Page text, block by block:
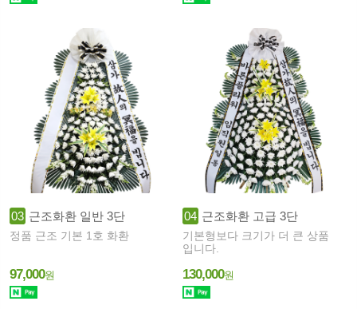
03 근조화환 일반 3단
정품 근조 기본 1호 화환
97,000원
04 근조화환 고급 3단
기본형보다 크기가 더 큰 상품
입니다.
130,000원